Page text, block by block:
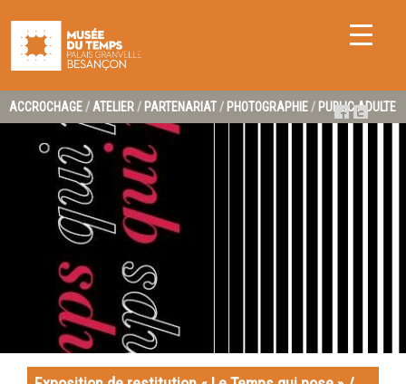
ACCROCHAGE / ATELIER / PARTENARIAT / PHOTOGRAPHIE / PUBLIC ADULTE